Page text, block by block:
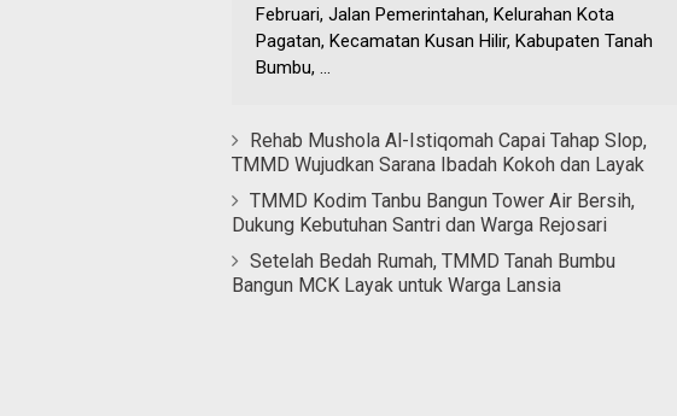
Februari, Jalan Pemerintahan, Kelurahan Kota
Pagatan, Kecamatan Kusan Hilir, Kabupaten Tanah
Bumbu, ...
Rehab Mushola Al-Istiqomah Capai Tahap Slop,
TMMD Wujudkan Sarana Ibadah Kokoh dan Layak
TMMD Kodim Tanbu Bangun Tower Air Bersih,
Dukung Kebutuhan Santri dan Warga Rejosari
Setelah Bedah Rumah, TMMD Tanah Bumbu
Bangun MCK Layak untuk Warga Lansia